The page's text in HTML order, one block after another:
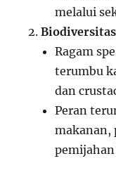
melalui
Ragam
terumbu
dan
Peran
makanan,
pemijahan